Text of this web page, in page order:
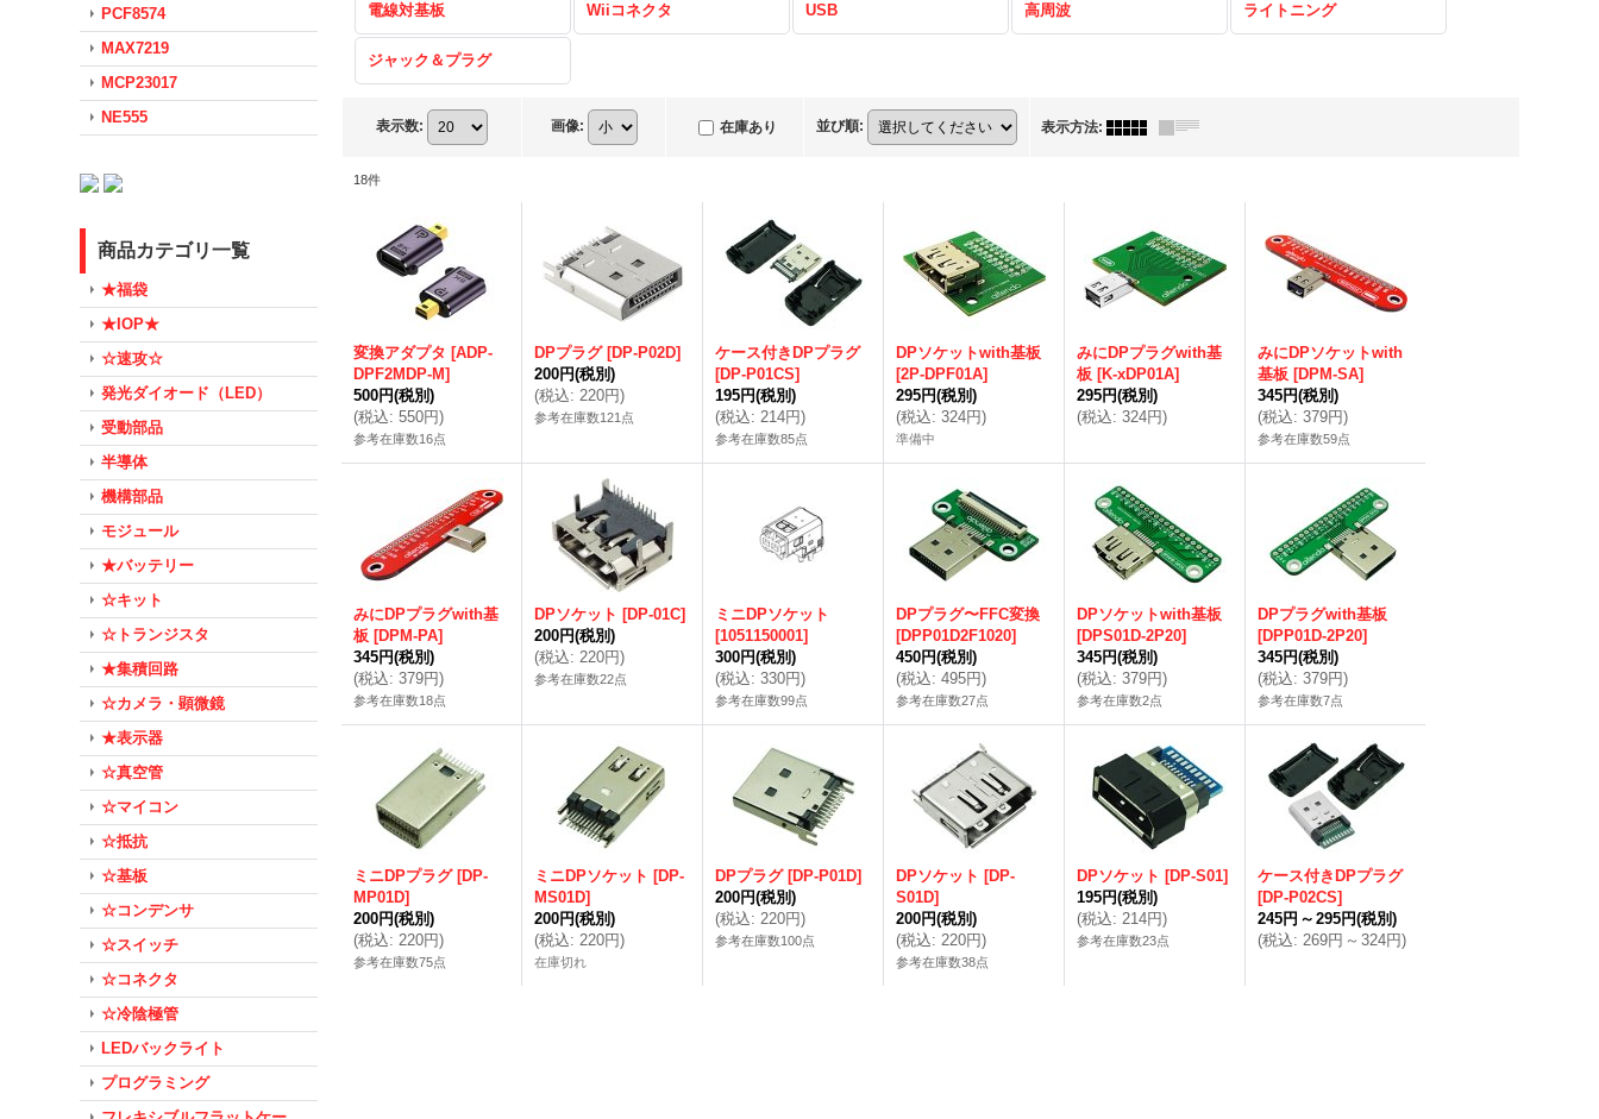
PCF8574
MAX7219
MCP23017
NE555
商品カテゴリ一覧
★福袋
★IOP★
☆速攻☆
発光ダイオード（LED）
受動部品
半導体
機構部品
モジュール
★バッテリー
☆キット
☆トランジスタ
★集積回路
☆カメラ・顕微鏡
★表示器
☆真空管
☆マイコン
☆抵抗
☆基板
☆コンデンサ
☆スイッチ
☆コネクタ
☆冷陰極管
LEDバックライト
プログラミング
電線対基板 Wiiコネクタ USB 高周波 ライトニング
ジャック＆プラグ
表示数: 画像: 在庫あり 並び順: 表示方法:
18件
変換アダプタ [ADP-
DPF2MDP-M]
500円(税別)
(税込: 550円)
参考在庫数16点
DPプラグ [DP-P02D]
200円(税別)
(税込: 220円)
参考在庫数121点
ケース付きDPプラグ
[DP-P01CS]
195円(税別)
(税込: 214円)
参考在庫数85点
DPソケットwith基板
[2P-DPF01A]
295円(税別)
(税込: 324円)
準備中
みにDPプラグwith基
板 [K-xDP01A]
295円(税別)
(税込: 324円)
みにDPソケットwith
基板 [DPM-SA]
345円(税別)
(税込: 379円)
参考在庫数59点
みにDPプラグwith基
板 [DPM-PA]
345円(税別)
(税込: 379円)
参考在庫数18点
DPソケット [DP-01C]
200円(税別)
(税込: 220円)
参考在庫数22点
ミニDPソケット
[1051150001]
300円(税別)
(税込: 330円)
参考在庫数99点
DPプラグ〜FFC変換
[DPP01D2F1020]
450円(税別)
(税込: 495円)
参考在庫数27点
DPソケットwith基板
[DPS01D-2P20]
345円(税別)
(税込: 379円)
参考在庫数2点
DPプラグwith基板
[DPP01D-2P20]
345円(税別)
(税込: 379円)
参考在庫数7点
ミニDPプラグ [DP-
MP01D]
200円(税別)
(税込: 220円)
参考在庫数75点
ミニDPソケット [DP-
MS01D]
200円(税別)
(税込: 220円)
在庫切れ
DPプラグ [DP-P01D]
200円(税別)
(税込: 220円)
参考在庫数100点
DPソケット [DP-
S01D]
200円(税別)
(税込: 220円)
参考在庫数38点
DPソケット [DP-S01]
195円(税別)
(税込: 214円)
参考在庫数23点
ケース付きDPプラグ
[DP-P02CS]
245円 ～ 295円(税別)
(税込: 269円 ～ 324円)